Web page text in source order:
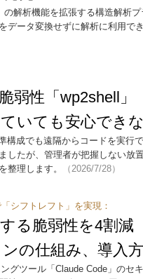
解析機能を拡張する構造解析
データ変換せずに解析に利用で
弱性「wp2shell
いても安心でき
構成でも遠隔からコードを実行
したが、管理者が把握しない放
整理します。
（2026/7/28）
シフトレフト」を実現：
る脆弱性を4割
の仕組み、導入
グツール「Claude Code」のセ